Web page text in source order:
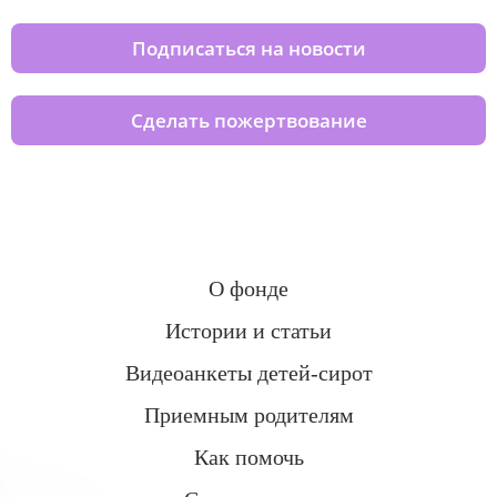
Подписаться на новости
Сделать пожертвование
О фонде
Истории и статьи
Видеоанкеты детей-сирот
Приемным родителям
Как помочь